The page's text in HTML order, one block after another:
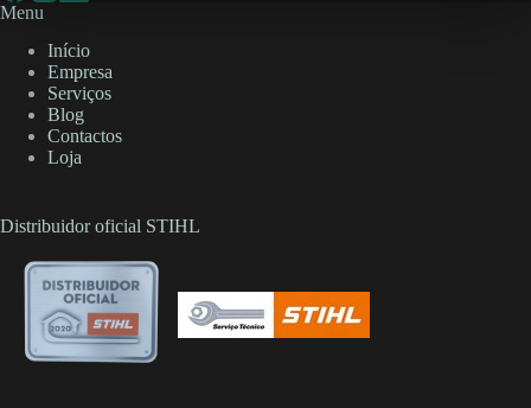
Menu
Início
Empresa
Serviços
Blog
Contactos
Loja
Distribuidor oficial STIHL